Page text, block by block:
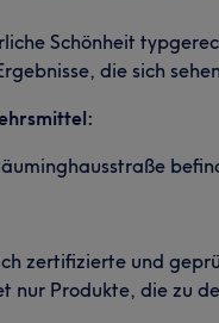
Schönheit
die sich
zertifizierte und
nur Produkte, die zu